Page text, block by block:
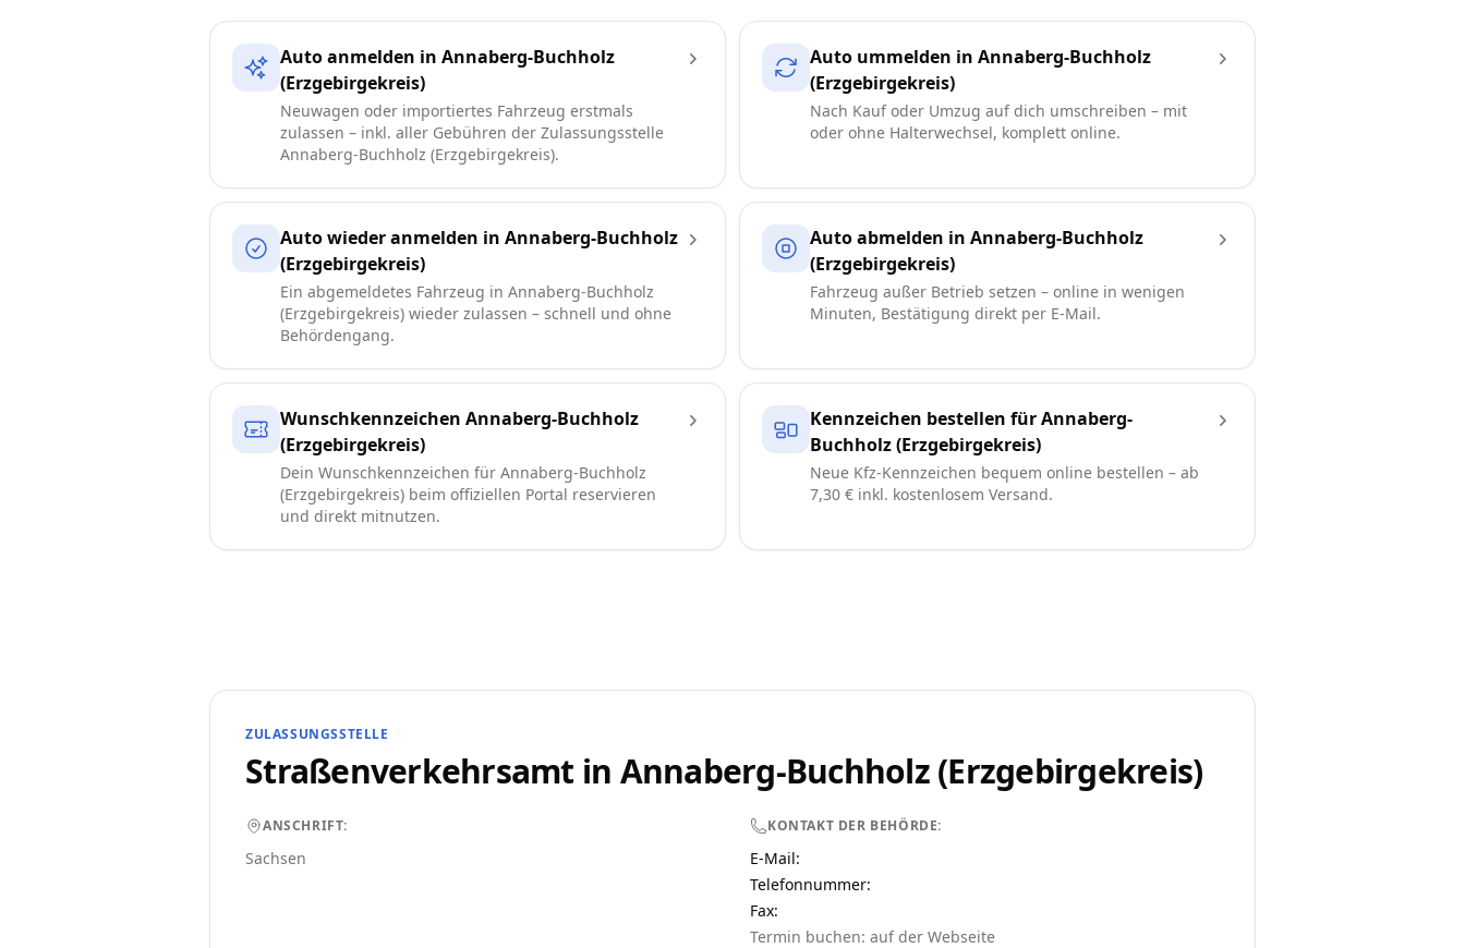
Auto anmelden in Annaberg-Buchholz
(Erzgebirgekreis)
Neuwagen oder importiertes Fahrzeug erstmals
zulassen – inkl. aller Gebühren der Zulassungsstelle
Annaberg-Buchholz (Erzgebirgekreis).
Auto ummelden in Annaberg-Buchholz
(Erzgebirgekreis)
Nach Kauf oder Umzug auf dich umschreiben – mit
oder ohne Halterwechsel, komplett online.
Auto wieder anmelden in Annaberg-Buchholz
(Erzgebirgekreis)
Ein abgemeldetes Fahrzeug in Annaberg-Buchholz
(Erzgebirgekreis) wieder zulassen – schnell und ohne
Behördengang.
Auto abmelden in Annaberg-Buchholz
(Erzgebirgekreis)
Fahrzeug außer Betrieb setzen – online in wenigen
Minuten, Bestätigung direkt per E-Mail.
Wunschkennzeichen Annaberg-Buchholz
(Erzgebirgekreis)
Dein Wunschkennzeichen für Annaberg-Buchholz
(Erzgebirgekreis) beim offiziellen Portal reservieren
und direkt mitnutzen.
Kennzeichen bestellen für Annaberg-
Buchholz (Erzgebirgekreis)
Neue Kfz-Kennzeichen bequem online bestellen – ab
7,30 € inkl. kostenlosem Versand.
ZULASSUNGSSTELLE
Straßenverkehrsamt in Annaberg-Buchholz (Erzgebirgekreis)
ANSCHRIFT:
Sachsen
KONTAKT DER BEHÖRDE:
E-Mail:
Telefonnummer:
Fax:
Termin buchen: auf der Webseite